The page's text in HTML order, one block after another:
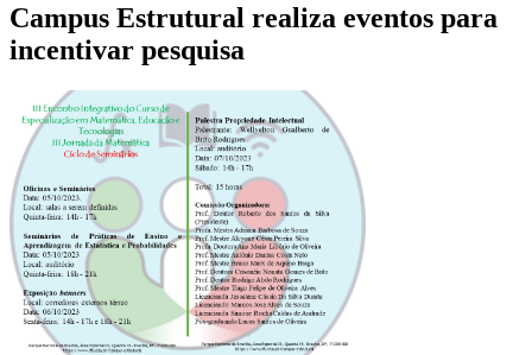
Campus Estrutural realiza eventos para
incentivar pesquisa